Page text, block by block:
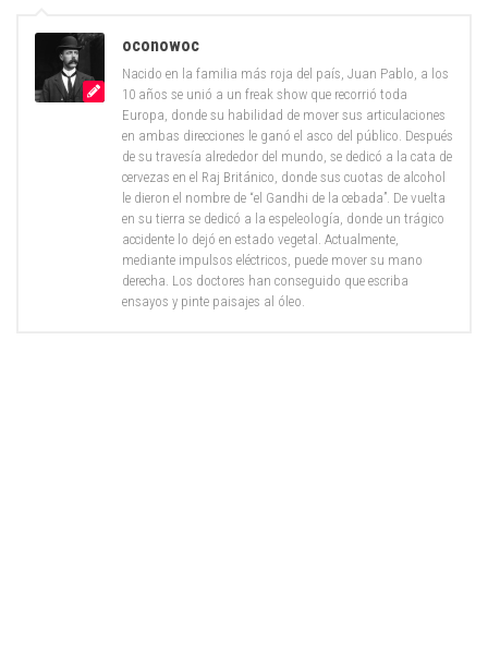
oconowoc
Nacido en la familia más roja del país, Juan Pablo, a los
10 años se unió a un freak show que recorrió toda
Europa, donde su habilidad de mover sus articulaciones
en ambas direcciones le ganó el asco del público. Después
de su travesía alrededor del mundo, se dedicó a la cata de
cervezas en el Raj Británico, donde sus cuotas de alcohol
le dieron el nombre de “el Gandhi de la cebada”. De vuelta
en su tierra se dedicó a la espeleología, donde un trágico
accidente lo dejó en estado vegetal. Actualmente,
mediante impulsos eléctricos, puede mover su mano
derecha. Los doctores han conseguido que escriba
ensayos y pinte paisajes al óleo.